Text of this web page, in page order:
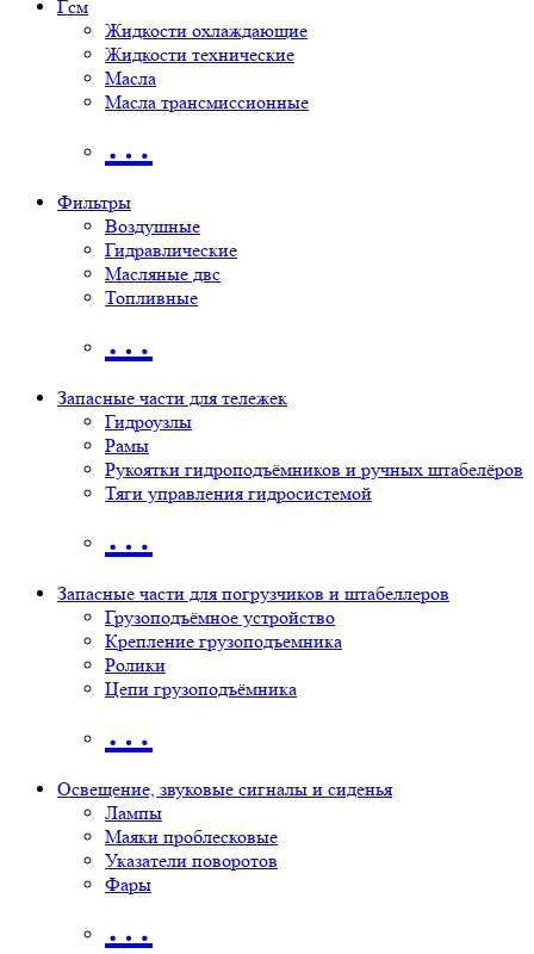
Гсм
Жидкости охлаждающие
Жидкости технические
Масла
Масла трансмиссионные
…
Фильтры
Воздушные
Гидравлические
Масляные двс
Топливные
…
Запасные части для тележек
Гидроузлы
Рамы
Рукоятки гидроподъёмников и ручных штабелёров
Тяги управления гидросистемой
…
Запасные части для погрузчиков и штабеллеров
Грузоподъёмное устройство
Крепление грузоподъемника
Ролики
Цепи грузоподъёмника
…
Освещение, звуковые сигналы и сиденья
Лампы
Маяки проблесковые
Указатели поворотов
Фары
…